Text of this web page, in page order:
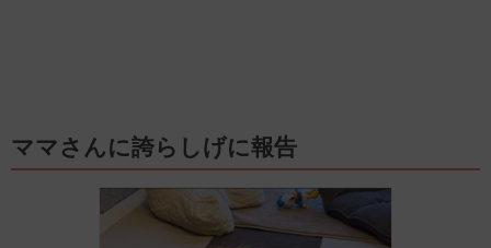
ママさんに誇らしげに報告